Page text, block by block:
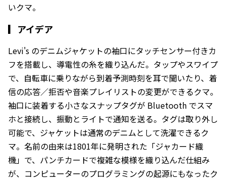
いクマ。
▎ アイデア
Levi's のデニムジャケットの袖口にタッチセンサー付きカ
フを搭載し、導電性の糸を織り込んだ。タップやスワイプ
で、自転車に乗りながら到着予測時刻を耳で聞いたり、着
信の応答／拒否や音楽プレイリストの変更ができるクマ。
袖口に装着する小さなスナップタグが Bluetooth でスマ
ホと接続し、振動とライトで通知を送る。タグは取り外し
可能で、ジャケットは通常のデニムとして洗濯できるク
マ。名前の由来は1801年に発明された「ジャカード織
機」で、パンチカードで複雑な模様を織り込んだ仕組み
が、コンピューターのプログラミングの起源にもなったク